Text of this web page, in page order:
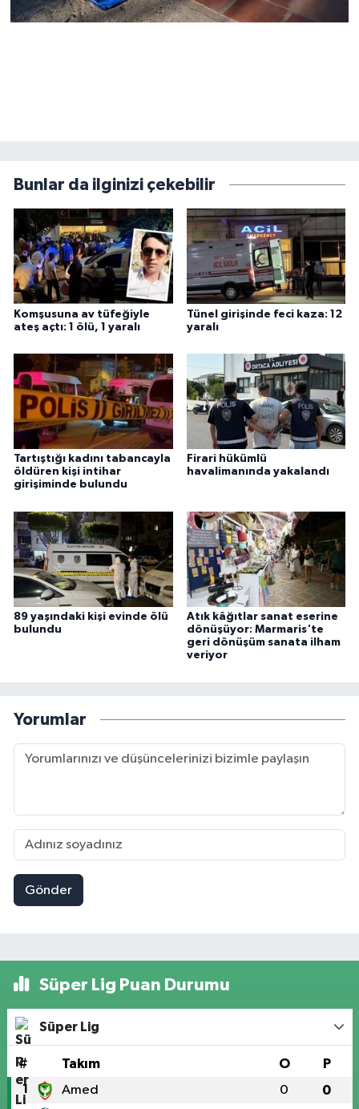
Bunlar da ilginizi çekebilir
Komşusuna av tüfeğiyle
ateş açtı: 1 ölü, 1 yaralı
Tünel girişinde feci kaza: 12
yaralı
Tartıştığı kadını tabancayla
öldüren kişi intihar
girişiminde bulundu
Firari hükümlü
havalimanında yakalandı
89 yaşındaki kişi evinde ölü
bulundu
Atık kâğıtlar sanat eserine
dönüşüyor: Marmaris'te
geri dönüşüm sanata ilham
veriyor
Yorumlar
Gönder
Süper Lig Puan Durumu
Süper Lig
# Takım O P
1 Amed 0 0